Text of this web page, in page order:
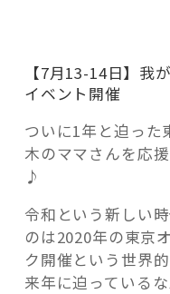
fleXe
協賛・
コーデ
【7月13-14日】我
イベント開催
ついに1年と迫った
木のママさんを応
♪
令和という新しい
のは2020年の東京
ク開催という世界
来年に迫っている